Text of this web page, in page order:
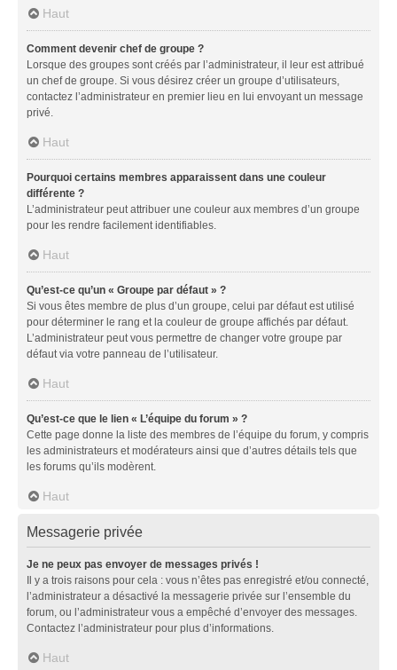
Haut
Comment devenir chef de groupe ?
Lorsque des groupes sont créés par l’administrateur, il leur est attribué
un chef de groupe. Si vous désirez créer un groupe d’utilisateurs,
contactez l’administrateur en premier lieu en lui envoyant un message
privé.
Haut
Pourquoi certains membres apparaissent dans une couleur
différente ?
L’administrateur peut attribuer une couleur aux membres d’un groupe
pour les rendre facilement identifiables.
Haut
Qu’est-ce qu’un « Groupe par défaut » ?
Si vous êtes membre de plus d’un groupe, celui par défaut est utilisé
pour déterminer le rang et la couleur de groupe affichés par défaut.
L’administrateur peut vous permettre de changer votre groupe par
défaut via votre panneau de l’utilisateur.
Haut
Qu’est-ce que le lien « L’équipe du forum » ?
Cette page donne la liste des membres de l’équipe du forum, y compris
les administrateurs et modérateurs ainsi que d’autres détails tels que
les forums qu’ils modèrent.
Haut
Messagerie privée
Je ne peux pas envoyer de messages privés !
Il y a trois raisons pour cela : vous n’êtes pas enregistré et/ou connecté,
l’administrateur a désactivé la messagerie privée sur l’ensemble du
forum, ou l’administrateur vous a empêché d’envoyer des messages.
Contactez l’administrateur pour plus d’informations.
Haut